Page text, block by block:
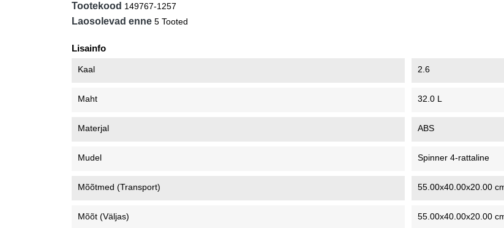
Tootekood 149767-1257
Laosolevad enne 5 Tooted
Lisainfo
Kaal 2.6
Maht 32.0 L
Materjal ABS
Mudel Spinner 4-rattaline
Mõõtmed (transport) 55.00x40.00x20.00
Mõõt (väljas) 55.00x40.00x20.00